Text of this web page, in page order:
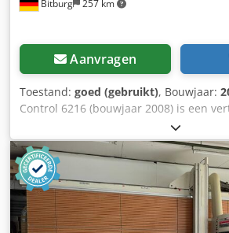
Bitburg 257 km
Aanvragen
Toestand: goed (gebruikt), Bouwjaar:
Control 6216 (bouwjaar 2008) is een
paneelzaagmachine van het hoogste
een zaagbereik van circa 5300 x 1600
voor het nauwkeurig zagen van hout,
aluminium composietpanelen.
Technische kenmerken: Zaagbereik:
1600 mm hoogte (model 6216)
elektronische positionering en